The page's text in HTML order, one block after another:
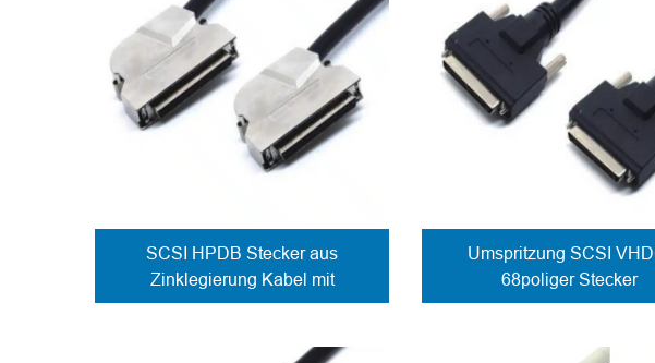
SCSI HPDB Stecker aus
Zinklegierung Kabel mit
Federverriegelung Seitenausgang
Umspritzung SCSI
68poliger Stecker
Kabelbefestigung